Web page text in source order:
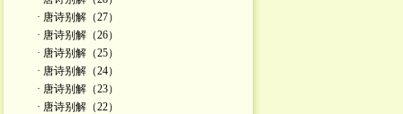
· 唐诗别解（27）
· 唐诗别解（26）
· 唐诗别解（25）
· 唐诗别解（24）
· 唐诗别解（23）
· 唐诗别解（22）